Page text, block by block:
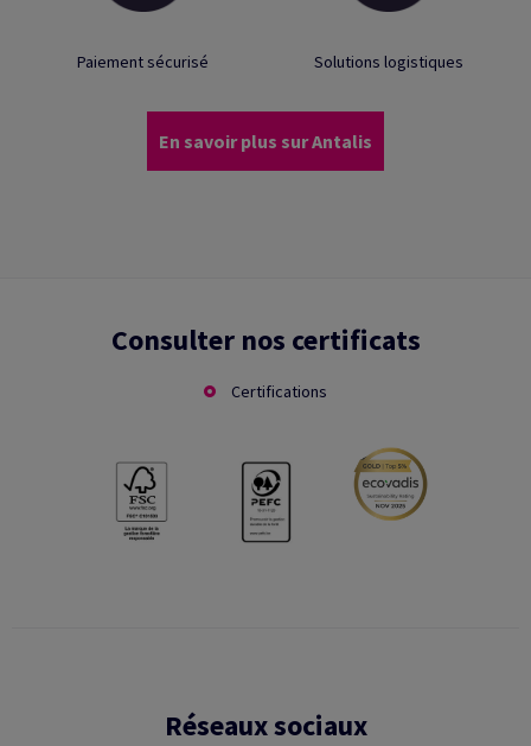
Paiement sécurisé Solutions logistiques
En savoir plus sur Antalis
Consulter nos certificats
Certifications
Réseaux sociaux